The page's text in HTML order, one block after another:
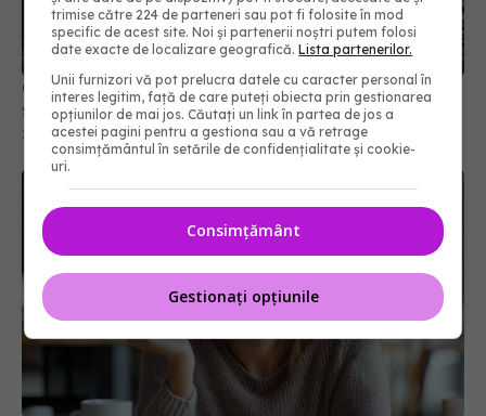
Cum te trădează mersul. Ce spune despre cum te
simți
28 apr 2026, 17:22
trimise către 224 de parteneri sau pot fi folosite în mod
specific de acest site. Noi și partenerii noștri putem folosi
date exacte de localizare geografică.Lista partenerilor.
Unii furnizori vă pot prelucra datele cu caracter personal în
interes legitim, față de care puteți obiecta prin gestionarea
opțiunilor de mai jos. Căutați un link în partea de jos a
acestei pagini pentru a gestiona sau a vă retrage
consimțământul în setările de confidențialitate și cookie-
uri.
Consimțământ
Gestionați opțiunile